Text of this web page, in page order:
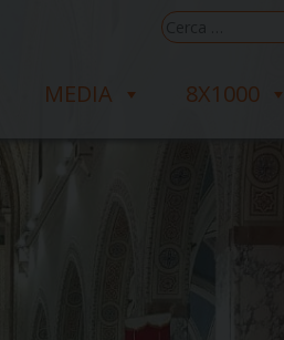
Ricerca
per:
MEDIA 8X1000